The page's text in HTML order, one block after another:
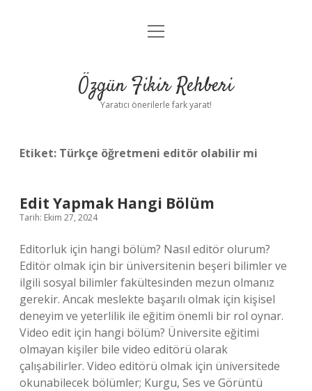
Gizlilik Politikası
Yasal Uyarı
menüyü
Özgün Fikir Rehberi
Yaratıcı önerilerle fark yarat!
Etiket: Türkçe öğretmeni editör olabilir mi
Edit Yapmak Hangi Bölüm
Tarih: Ekim 27, 2024
Editorluk için hangi bölüm? Nasıl editör olurum?
Editör olmak için bir üniversitenin beşeri bilimler ve
ilgili sosyal bilimler fakültesinden mezun olmanız
gerekir. Ancak meslekte başarılı olmak için kişisel
deneyim ve yeterlilik ile eğitim önemli bir rol oynar.
Video edit için hangi bölüm? Üniversite eğitimi
olmayan kişiler bile video editörü olarak
çalışabilirler. Video editörü olmak için üniversitede
okunabilecek bölümler; Kurgu, Ses ve Görüntü